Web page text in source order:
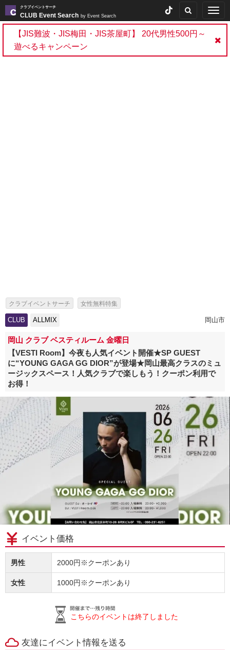
クラブイベントサーチ
CLUB Event Search by Event Search
【JIS難波・JIS梅田・JIS茶屋町】 20代男性500円～
遊べるキャンペーン
クラブイベントサーチ 女性無料特集
海外アーティスト来日情報・芸能人出演イベント特集
CLUB ALLMIX 岡山市
岡山 クラブ ベスティルーム 金曜日
【VESTI Room】今夜も人気イベント開催★SP GUEST
に“YOUNG GAGA GG DIOR”が登場★岡山最高クラスのミュ
ージックスペース！人気クラブで楽しもう！クーポン利用で
お得！
イベント価格
男性 2000円※クーポンあり
女性 1000円※クーポンあり
こちらのイベントは終了しました
友達にイベント情報を送る